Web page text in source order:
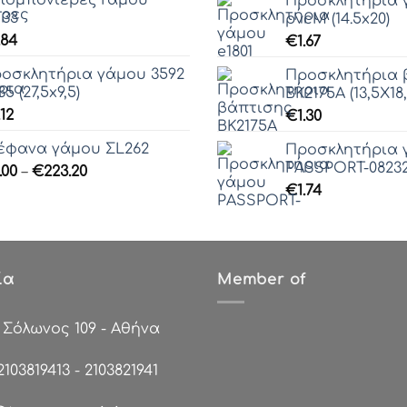
through
γάμου 3592
(27,5x9,5)
γάμου ΣL262
– €223.20Price
pvcM (14.5x20)
€1.67
Προσκλητήρια
ΒΚ2175Α
€1.30
Προσκλητήρια
PASSPORT-
€1.74
Σόλωνος 109 - Αθήνα
- 2103821941
Member of